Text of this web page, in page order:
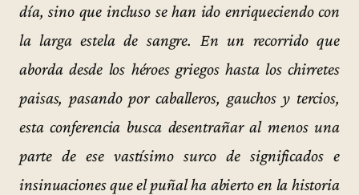
día, sino que incluso se han ido enriqueciendo con
la larga estela de sangre. En un recorrido que
aborda desde los héroes griegos hasta los chirretes
paisas, pasando por caballeros, gauchos y tercios,
esta conferencia busca desentrañar al menos una
parte de ese vastísimo surco de significados e
insinuaciones que el puñal ha abierto en la historia